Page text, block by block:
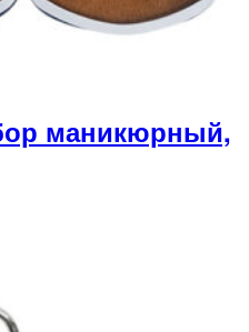
маникюрный,